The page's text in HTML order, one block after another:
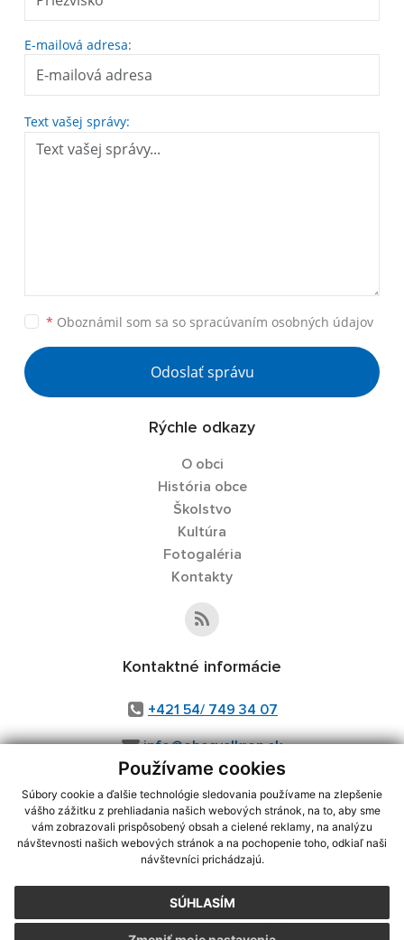
Používame cookies
Súbory cookie a ďalšie technológie sledovania používame na zlepšenie
vášho zážitku z prehliadania našich webových stránok, na to, aby sme
vám zobrazovali prispôsobený obsah a cielené reklamy, na analýzu
návštevnosti našich webových stránok a na pochopenie toho, odkiaľ naši
návštevníci prichádzajú.
SÚHLASÍM
E-mailová adresa:
Text vašej správy:
* Oboznámil som sa so spracúvaním osobných údajov
Odoslať správu
Rýchle odkazy
O obci
História obce
Školstvo
Kultúra
Fotogaléria
Kontakty
Kontaktné informácie
+421 54/ 749 34 07
info@obecvelkrop.sk
využite možnosť získavania aktuálnych informácií s využitím RSS
CMS systém (redakčný) systém ECHELON 2,Mapa stránok,web portál
webex.digital, s.r.o.,domény,registrácia domény
Posledná aktualizácia:06.07.2026